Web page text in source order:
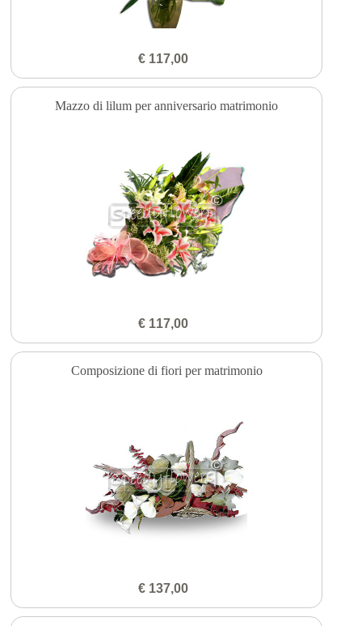
€ 117,00
Mazzo di lilum per anniversario matrimonio
€ 117,00
Composizione di fiori per matrimonio
€ 137,00